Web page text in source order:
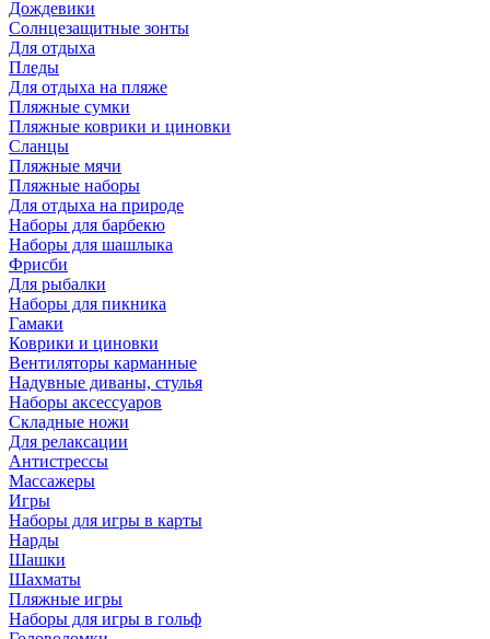
Дождевики
Солнцезащитные зонты
Для отдыха
Пледы
Для отдыха на пляже
Пляжные сумки
Пляжные коврики и циновки
Сланцы
Пляжные мячи
Пляжные наборы
Для отдыха на природе
Наборы для барбекю
Наборы для шашлыка
Фрисби
Для рыбалки
Наборы для пикника
Гамаки
Коврики и циновки
Вентиляторы карманные
Надувные диваны, стулья
Наборы аксессуаров
Складные ножи
Для релаксации
Антистрессы
Массажеры
Игры
Наборы для игры в карты
Нарды
Шашки
Шахматы
Пляжные игры
Наборы для игры в гольф